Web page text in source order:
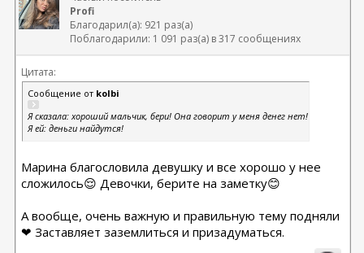
Profi
Благодарил(а): 921 раз(а)
Поблагодарили: 1 091 раз(а) в 317 сообщениях
Цитата:
Сообщение от kolbi
Я сказала: хороший мальчик, бери! Она говорит у меня денег нет!
Я ей: деньги найдутся!
Марина благословила девушку и все хорошо у нее
сложилось😌 Девочки, берите на заметку😊
А вообще, очень важную и правильную тему подняли
❤ Заставляет заземлиться и призадуматься.